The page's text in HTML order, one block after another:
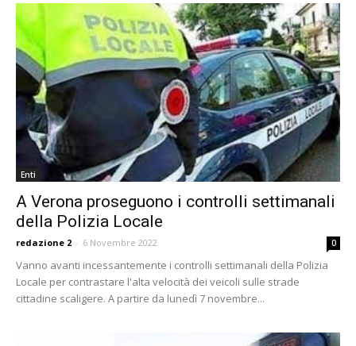
Enti
A Verona proseguono i controlli settimanali
della Polizia Locale
redazione 2 - 6 Novembre 2022 0
Vanno avanti incessantemente i controlli settimanali della Polizia
Locale per contrastare l'alta velocità dei veicoli sulle strade
cittadine scaligere. A partire da lunedì 7 novembre...